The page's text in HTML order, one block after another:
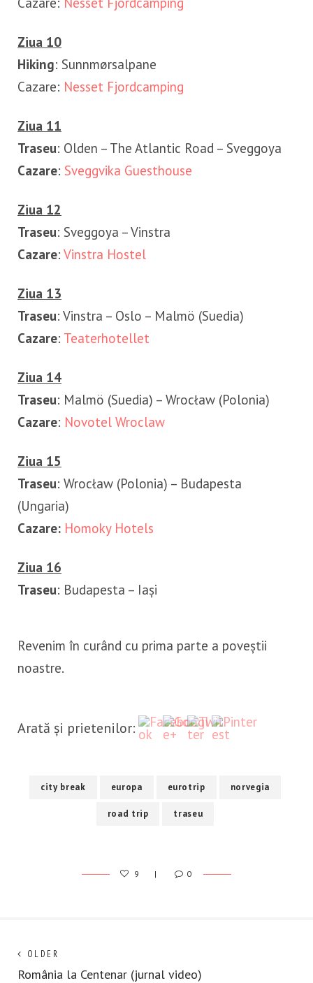
Ziua 10
Hiking: Sunnmørsalpane
Cazare: Nesset Fjordcamping
Ziua 11
Traseu: Olden – The Atlantic Road – Sveggoya
Cazare: Sveggvika Guesthouse
Ziua 12
Traseu: Sveggoya – Vinstra
Cazare: Vinstra Hostel
Ziua 13
Traseu: Vinstra – Oslo – Malmö (Suedia)
Cazare: Teaterhotellet
Ziua 14
Traseu: Malmö (Suedia) – Wrocław (Polonia)
Cazare: Novotel Wroclaw
Ziua 15
Traseu: Wrocław (Polonia) – Budapesta
(Ungaria)
Cazare: Homoky Hotels
Ziua 16
Traseu: Budapesta – Iași
Revenim în curând cu prima parte a poveștii
noastre.
Arată și prietenilor:
2019/
city break europa eurotrip norvegia
road trip traseu
9 0
Post
OLDER
post:
România la Centenar (jurnal video)